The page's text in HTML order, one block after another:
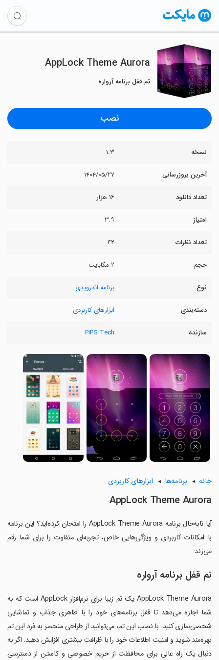
AppLock Theme Aurora
تم قفل برنامه آرواره
نصب
نسخه ۱.۳
آخرین بروزرسانی ۱۴۰۴/۰۵/۲۷
تعداد دانلود ۱۶ هزار
امتیاز ۳.۹
تعداد نظرات ۴۲
حجم ۲ مگابایت
نوع برنامه اندرویدی
دسته‌بندی ابزارهای کاربردی
سازنده PIPS Tech
خانه برنامه‌ها ابزارهای کاربردی
AppLock Theme Aurora
آیا تابه‌حال برنامه AppLock Theme Aurora را امتحان کرده‌اید؟ این برنامه
با امکانات کاربردی و ویژگی‌هایی خاص، تجربه‌ای متفاوت را برای شما رقم
می‌زند.
تم قفل برنامه آرواره
AppLock Theme Aurora یک تم زیبا برای نرم‌افزار AppLock است که به
شما اجازه می‌دهد تا قفل برنامه‌های خود را با ظاهری جذاب و تماشایی
شخصی‌سازی کنید. با نصب این تم، می‌توانید از طراحی منحصر به فرد این تم
بهره‌مند شوید و امنیت اطلاعات خود را با ظرافت بیشتری افزایش دهید. اگر به
دنبال یک راه عالی برای محافظت از حریم خصوصی و کاستن از دسترسی